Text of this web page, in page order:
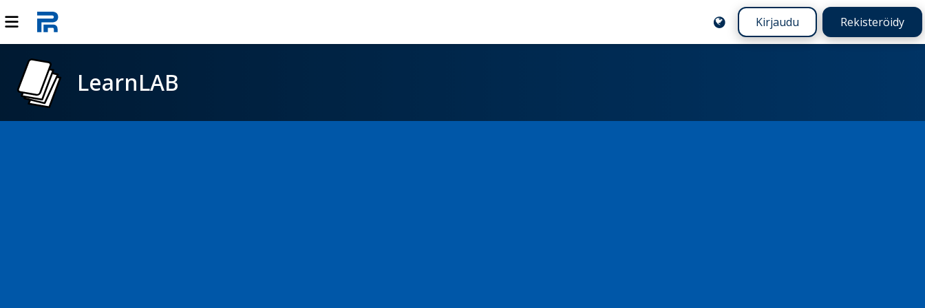
Kirjaudu Rekisteröidy
LearnLAB